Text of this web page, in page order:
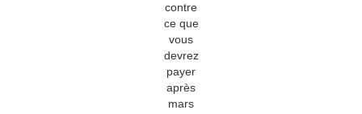
contre
ce que
vous
devrez
payer
après
mars